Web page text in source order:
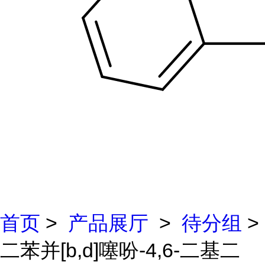
首页 > 产品展厅 > 待分组 >
二苯并[b,d]噻吩-4,6-二基二